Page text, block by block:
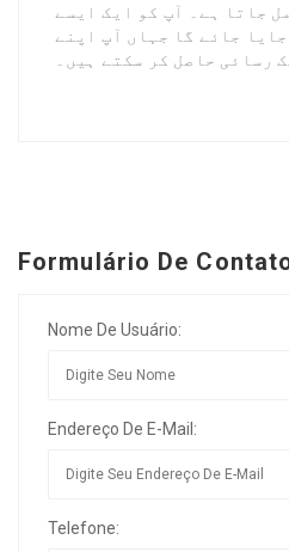
جاتا ہے۔ آپ کو ایک ایسے
جائے گا جہاں آپ اپنے
رسائی حاصل کر سکتے ہیں۔
Formulário De
Nome De Usuário:
Endereço De E-Mail:
Telefone: